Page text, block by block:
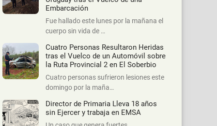
Embarcación
Fue hallado este lunes por la mañana el
cuerpo sin vida de …
Cuatro Personas Resultaron Heridas
tras el Vuelco de un Automóvil sobre
la Ruta Provincial 2 en El Soberbio
Cuatro personas sufrieron lesiones este
domingo por la maña…
Director de Primaria Lleva 18 años
sin Ejercer y trabaja en EMSA